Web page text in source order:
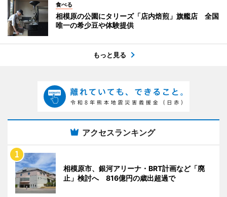
食べる
相模原の公園にタリーズ「店内焙煎」旗艦店 全国
唯一の希少豆や体験提供
もっと見る
アクセスランキング
相模原市、銀河アリーナ・BRT計画など「廃
止」検討へ 816億円の歳出超過で